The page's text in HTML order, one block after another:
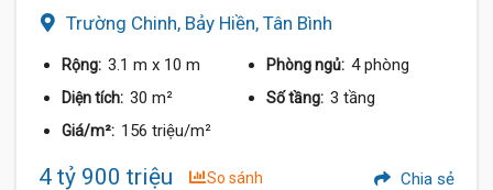
Trường Chinh, Bảy Hiền, Tân Bình
Rộng: 3.1 m x 10 m Phòng ngủ: 4 phòng
Diện tích: 30 m² Số tầng: 3 tầng
Giá/m²: 156 triệu/m²
4 tỷ 900 triệu So sánh Chia sẻ